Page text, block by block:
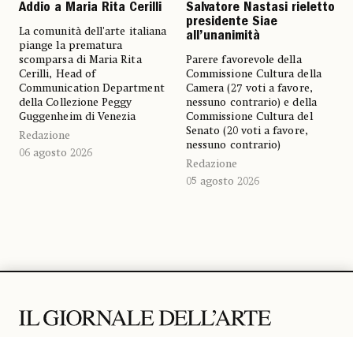
Addio a Maria Rita Cerilli
La comunità dell'arte italiana
piange la prematura
scomparsa di Maria Rita
Cerilli, Head of
Communication Department
della Collezione Peggy
Guggenheim di Venezia
Redazione
06 agosto 2026
Salvatore Nastasi rieletto
presidente Siae
all’unanimità
Parere favorevole della
Commissione Cultura della
Camera (27 voti a favore,
nessuno contrario) e della
Commissione Cultura del
Senato (20 voti a favore,
nessuno contrario)
Redazione
05 agosto 2026